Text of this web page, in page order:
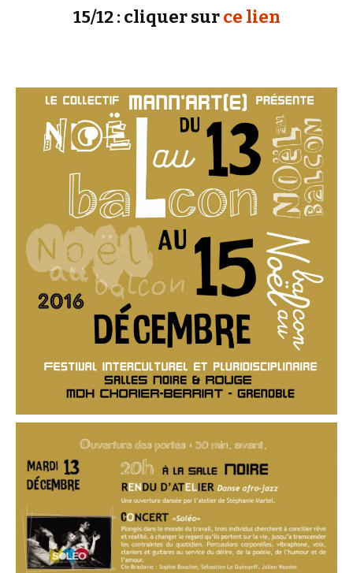
15/12 : cliquer surce lien